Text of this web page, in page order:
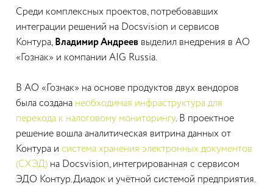
Среди комплексных проектов, потребовавших
интеграции решений на Docsvision и сервисов
Контура, Владимир Андреев выделил внедрения в АО
«Гознак» и компании AIG Russia.
В АО «Гознак» на основе продуктов двух вендоров
была создана необходимая инфраструктура для
перехода к налоговому мониторингу. В проектное
решение вошла аналитическая витрина данных от
Контура и система хранения электронных документов
(СХЭД) на Docsvision, интегрированная с сервисом
ЭДО Контур.Диадок и учётной системой предприятия.